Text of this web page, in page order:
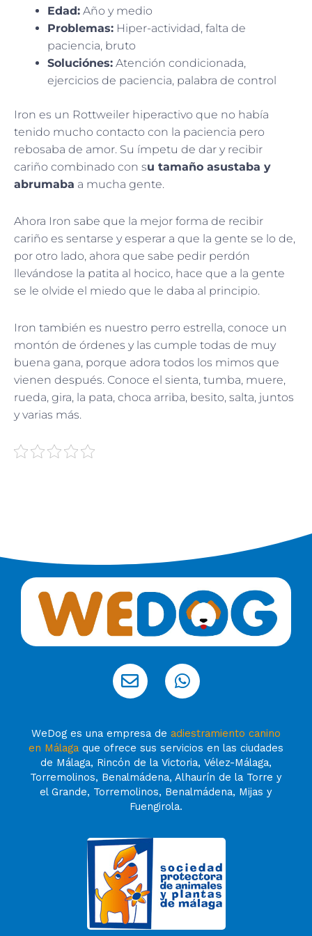
Edad: Año y medio
Problemas: Hiper-actividad, falta de
paciencia, bruto
Soluciónes: Atención condicionada,
ejercicios de paciencia, palabra de control
Iron es un Rottweiler hiperactivo que no había
tenido mucho contacto con la paciencia pero
rebosaba de amor. Su ímpetu de dar y recibir
cariño combinado con su tamaño asustaba y
abrumaba a mucha gente.
Ahora Iron sabe que la mejor forma de recibir
cariño es sentarse y esperar a que la gente se lo de,
por otro lado, ahora que sabe pedir perdón
llevándose la patita al hocico, hace que a la gente
se le olvide el miedo que le daba al principio.
Iron también es nuestro perro estrella, conoce un
montón de órdenes y las cumple todas de muy
buena gana, porque adora todos los mimos que
vienen después. Conoce el sienta, tumba, muere,
rueda, gira, la pata, choca arriba, besito, salta, juntos
y varias más.
WeDog es una empresa de adiestramiento canino
en Málaga que ofrece sus servicios en las ciudades
de Málaga, Rincón de la Victoria, Vélez-Málaga,
Torremolinos, Benalmádena, Alhaurín de la Torre y
el Grande, Torremolinos, Benalmádena, Mijas y
Fuengirola.